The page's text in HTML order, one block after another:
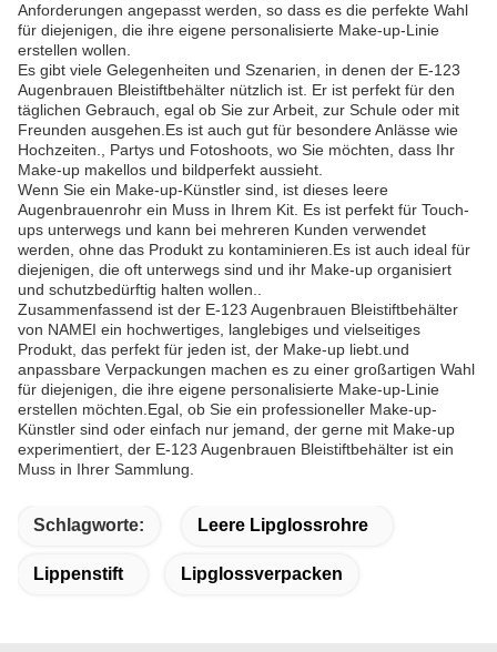
Anforderungen angepasst werden, so dass es die perfekte Wahl
für diejenigen, die ihre eigene personalisierte Make-up-Linie
erstellen wollen.
Es gibt viele Gelegenheiten und Szenarien, in denen der E-123
Augenbrauen Bleistiftbehälter nützlich ist. Er ist perfekt für den
täglichen Gebrauch, egal ob Sie zur Arbeit, zur Schule oder mit
Freunden ausgehen.Es ist auch gut für besondere Anlässe wie
Hochzeiten., Partys und Fotoshoots, wo Sie möchten, dass Ihr
Make-up makellos und bildperfekt aussieht.
Wenn Sie ein Make-up-Künstler sind, ist dieses leere
Augenbrauenrohr ein Muss in Ihrem Kit. Es ist perfekt für Touch-
ups unterwegs und kann bei mehreren Kunden verwendet
werden, ohne das Produkt zu kontaminieren.Es ist auch ideal für
diejenigen, die oft unterwegs sind und ihr Make-up organisiert
und schutzbedürftig halten wollen..
Zusammenfassend ist der E-123 Augenbrauen Bleistiftbehälter
von NAMEI ein hochwertiges, langlebiges und vielseitiges
Produkt, das perfekt für jeden ist, der Make-up liebt.und
anpassbare Verpackungen machen es zu einer großartigen Wahl
für diejenigen, die ihre eigene personalisierte Make-up-Linie
erstellen möchten.Egal, ob Sie ein professioneller Make-up-
Künstler sind oder einfach nur jemand, der gerne mit Make-up
experimentiert, der E-123 Augenbrauen Bleistiftbehälter ist ein
Muss in Ihrer Sammlung.
Schlagworte: Leere Lipglossrohre
Lippenstift Lipglossverpacken